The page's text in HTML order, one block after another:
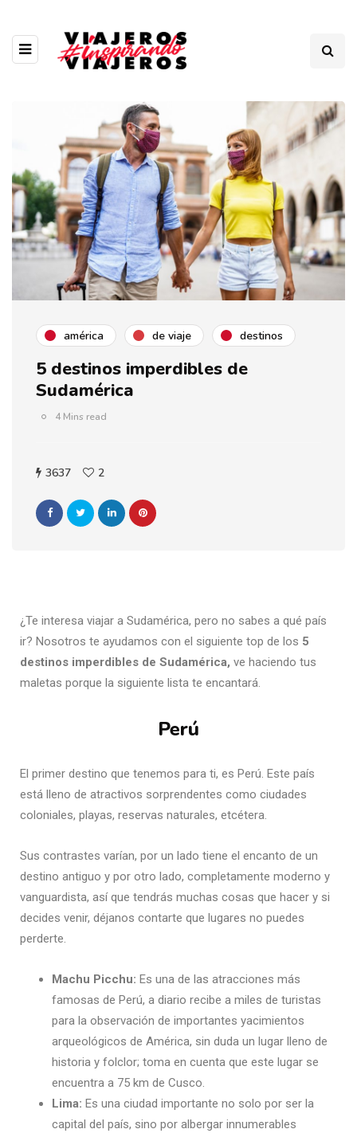
américa de viaje destinos
5 destinos imperdibles de
Sudamérica
4 Mins read
3637 2
¿Te interesa viajar a Sudamérica, pero no sabes a qué país
ir? Nosotros te ayudamos con el siguiente top de los 5
destinos imperdibles de Sudamérica, ve haciendo tus
maletas porque la siguiente lista te encantará.
Perú
El primer destino que tenemos para ti, es Perú. Este país
está lleno de atractivos sorprendentes como ciudades
coloniales, playas, reservas naturales, etcétera.
Sus contrastes varían, por un lado tiene el encanto de un
destino antiguo y por otro lado, completamente moderno y
vanguardista, así que tendrás muchas cosas que hacer y si
decides venir, déjanos contarte que lugares no puedes
perderte.
Machu Picchu: Es una de las atracciones más
famosas de Perú, a diario recibe a miles de turistas
para la observación de importantes yacimientos
arqueológicos de América, sin duda un lugar lleno de
historia y folclor; toma en cuenta que este lugar se
encuentra a 75 km de Cusco.
Lima: Es una ciudad importante no solo por ser la
capital del país, sino por albergar innumerables